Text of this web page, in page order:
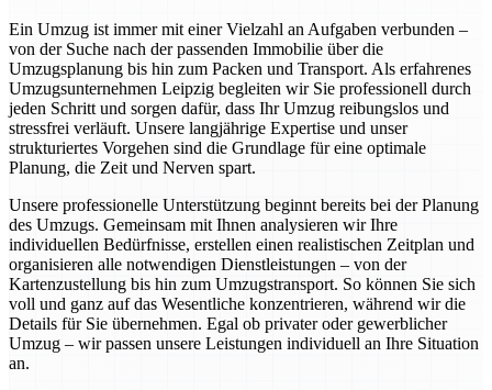
Ein Umzug ist immer mit einer Vielzahl an Aufgaben verbunden –
von der Suche nach der passenden Immobilie über die
Umzugsplanung bis hin zum Packen und Transport. Als erfahrenes
Umzugsunternehmen Leipzig begleiten wir Sie professionell durch
jeden Schritt und sorgen dafür, dass Ihr Umzug reibungslos und
stressfrei verläuft. Unsere langjährige Expertise und unser
strukturiertes Vorgehen sind die Grundlage für eine optimale
Planung, die Zeit und Nerven spart.
Unsere professionelle Unterstützung beginnt bereits bei der Planung
des Umzugs. Gemeinsam mit Ihnen analysieren wir Ihre
individuellen Bedürfnisse, erstellen einen realistischen Zeitplan und
organisieren alle notwendigen Dienstleistungen – von der
Kartenzustellung bis hin zum Umzugstransport. So können Sie sich
voll und ganz auf das Wesentliche konzentrieren, während wir die
Details für Sie übernehmen. Egal ob privater oder gewerblicher
Umzug – wir passen unsere Leistungen individuell an Ihre Situation
an.